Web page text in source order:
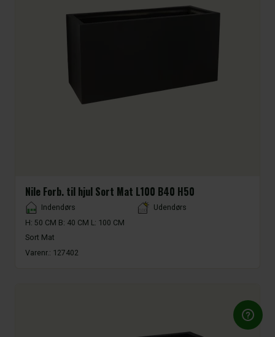
Nile Forb. til hjul Sort Mat L100 B40 H50
Placement
Indendørs
Udendørs
H: 50 CM B: 40 CM L: 100 CM
Sort Mat
Varenr.: 127402